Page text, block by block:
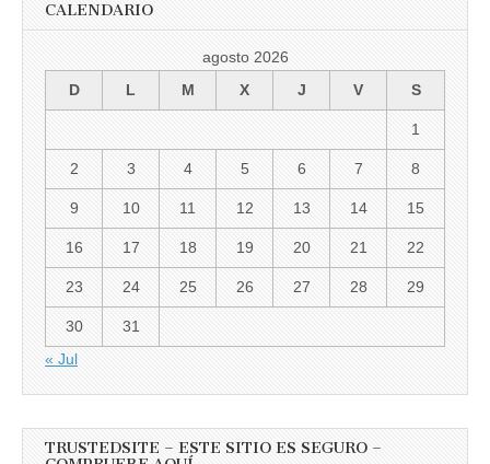
CALENDARIO
agosto 2026
D
L M X J V S
1
2 3 4 5 6 7 8
9 10 11 12 13 14 15
16 17 18 19 20 21 22
23 24 25 26 27 28 29
30
31
« Jul
TRUSTEDSITE – ESTE SITIO ES SEGURO –